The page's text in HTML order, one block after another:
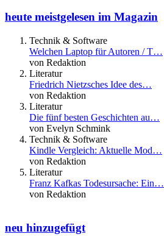
heute meistgelesen im Magazin
Technik & Software
Welchen Laptop für Autoren / T…
von Redaktion
Literatur
Friedrich Nietzsches Idee des…
von Redaktion
Literatur
Die fünf besten Geschichten au…
von Evelyn Schmink
Technik & Software
Kindle Vergleich: Aktuelle Mod…
von Redaktion
Literatur
Franz Kafkas Todesursache: Ein…
von Redaktion
neu hinzugefügt